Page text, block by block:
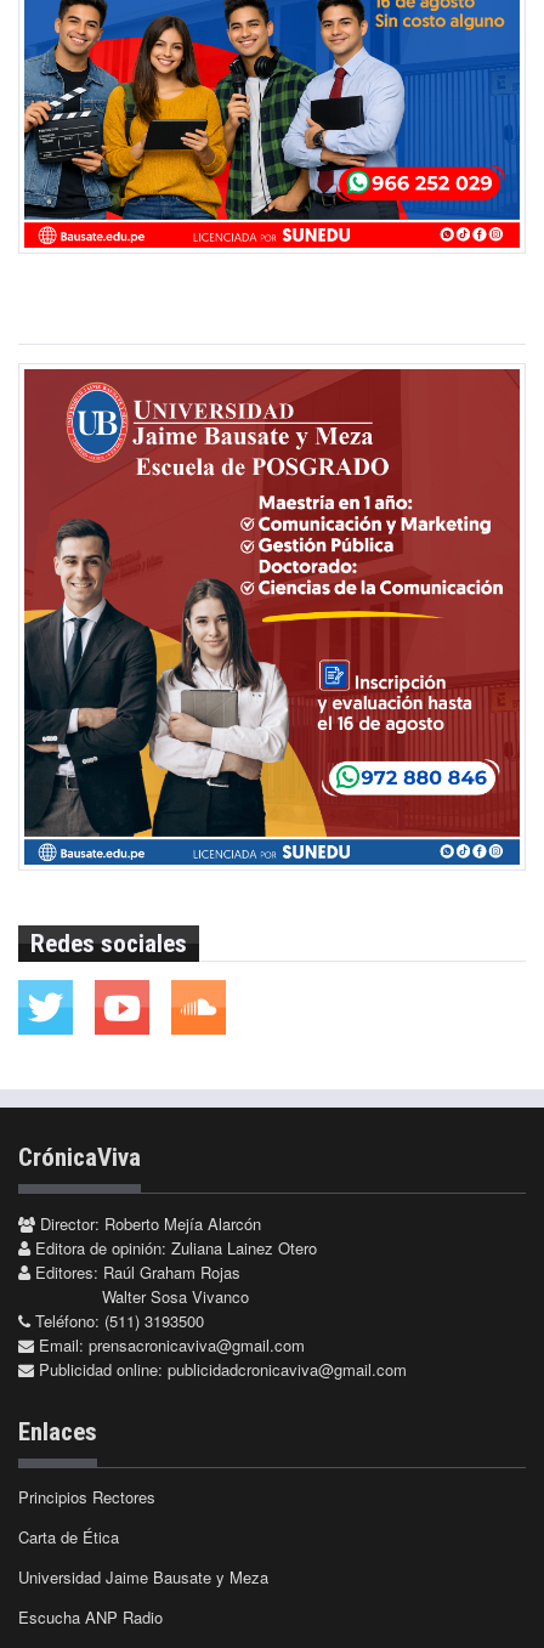
Redes sociales
CrónicaViva
Director: Roberto Mejía Alarcón
Editora de opinión: Zuliana Lainez Otero
Editores: Raúl Graham Rojas
Walter Sosa Vivanco
Teléfono: (511) 3193500
Email: prensacronicaviva@gmail.com
Publicidad online: publicidadcronicaviva@gmail.com
Enlaces
Principios Rectores
Carta de Ética
Universidad Jaime Bausate y Meza
Escucha ANP Radio